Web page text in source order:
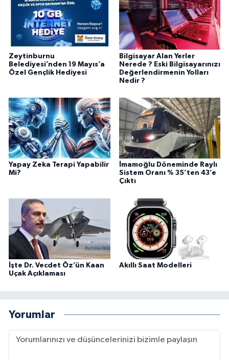
Zeytinburnu
Belediyesi’nden 19 Mayıs’a
Özel Gençlik Hediyesi
Bilgisayar Alan Yerler
Nerede ? Eski Bilgisayarınızı
Değerlendirmenin Yolları
Nedir ?
Yapay Zeka Terapi Yapabilir
Mi?
İmamoğlu Döneminde Raylı
Sistem Oranı % 35’ten 43’e
Çıktı
İşte Dr. Vecdet Öz’ün Kaan
Uçak Açıklaması
Akıllı Saat Modelleri
Yorumlar